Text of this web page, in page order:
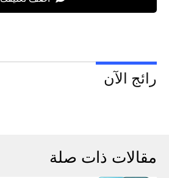
رائج الآن
مقالات ذات صلة